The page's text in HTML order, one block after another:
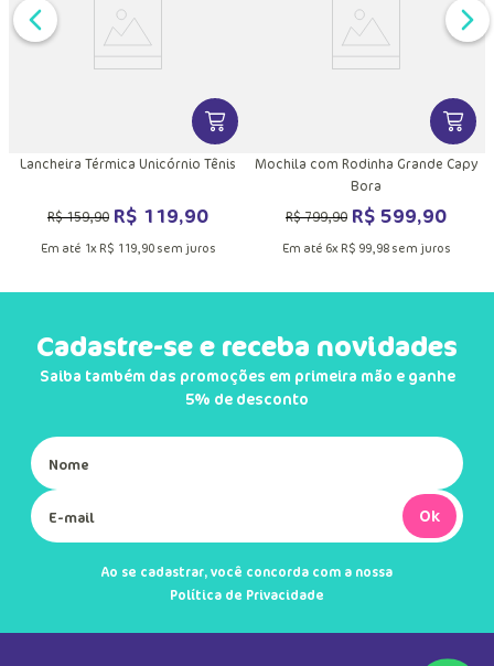
INFORMAÇÕES DO PRODUTOVER MAIS INFORMAÇÕES DO
Lancheira Térmica Unicórnio Tênis
R$159,90 R$ 119,90
Em até 1x R$ 119,90sem juros
VER
Mochila com Rodinha Grande Capy
Bora
R$799,90 R$ 599,90
Em até 6x R$ 99,98sem juros
Cadastre-se e receba novidades
Saiba também das promoções em primeira mão e ganhe
5% de desconto
Ok
Ao se cadastrar, você concorda com a nossa
Política de Privacidade